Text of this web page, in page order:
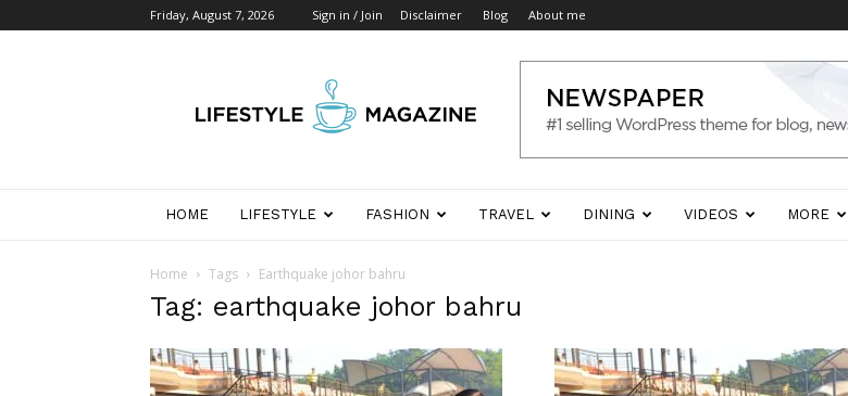
Friday, August 7, 2026 Sign in / Join Disclaimer Blog About me
Indonesia
HOME LIFESTYLE FASHION TRAVEL DINING VIDEOS MORE
Home Tags Earthquake johor bahru
Tag: earthquake johor bahru